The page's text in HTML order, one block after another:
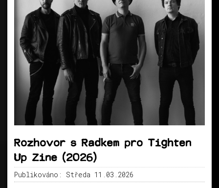
Rozhovor s Radkem pro Tighten
Up Zine (2026)
Publikováno: Středa 11.03.2026